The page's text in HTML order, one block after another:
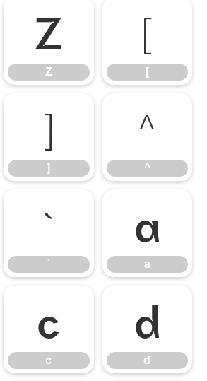
Z
Z
[
[
]
]
^
^
`
`
a
a
c
c
d
d